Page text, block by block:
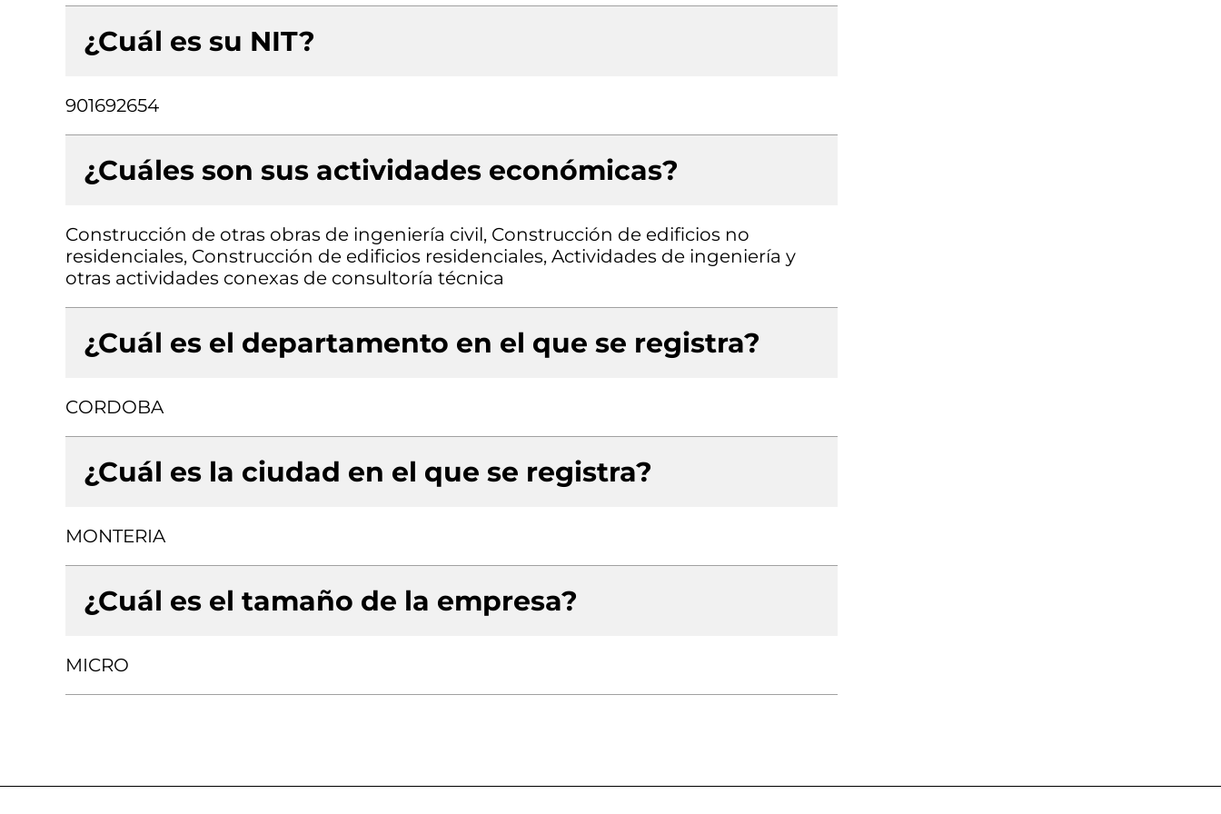
¿Cuál es su NIT?
901692654
¿Cuáles son sus actividades económicas?
Construcción de otras obras de ingeniería civil, Construcción de edificios no
residenciales, Construcción de edificios residenciales, Actividades de ingeniería y
otras actividades conexas de consultoría técnica
¿Cuál es el departamento en el que se registra?
CORDOBA
¿Cuál es la ciudad en el que se registra?
MONTERIA
¿Cuál es el tamaño de la empresa?
MICRO